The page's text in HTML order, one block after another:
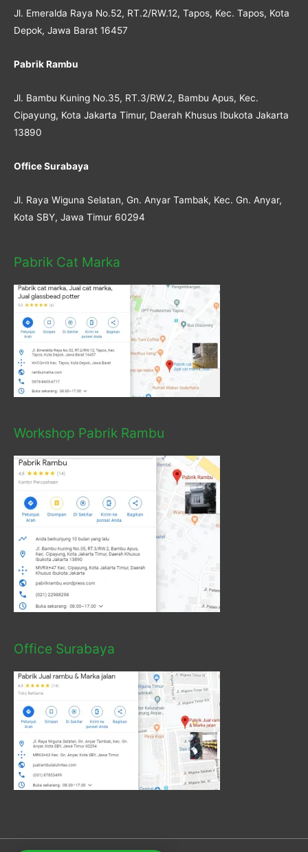
Jl. Emeralda Raya No.52, RT.2/RW.12, Tapos, Kec. Tapos, Kota
Depok, Jawa Barat 16457
Pabrik Rambu
Jl. Bambu Kuning No.35, RT.3/RW.2, Bambu Apus, Kec.
Cipayung, Kota Jakarta Timur, Daerah Khusus Ibukota Jakarta
13890
Office Surabaya
Jl. Raya Wiguna Selatan, Gn. Anyar Tambak, Kec. Gn. Anyar,
Kota SBY, Jawa Timur 60294
Pabrik Cat Marka
Workshop Pabrik Rambu
Office Surabaya